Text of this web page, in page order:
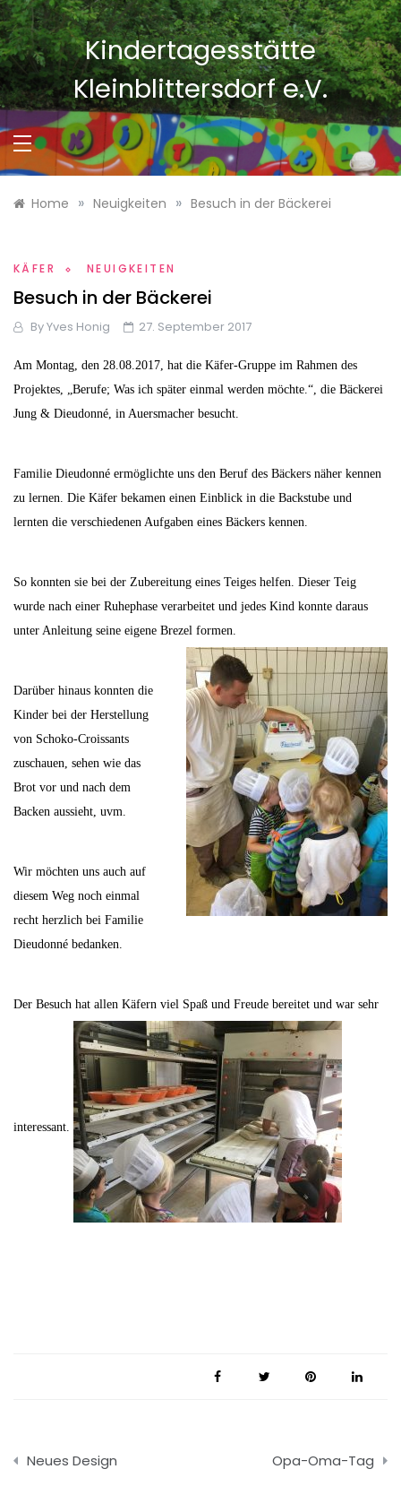
Skip
to
content
Kindertagesstätte
Kleinblittersdorf e.V.
Home » Neuigkeiten » Besuch in der Bäckerei
KÄFER NEUIGKEITEN
Besuch in der Bäckerei
ByYves Honig 27. September 2017
Am Montag, den 28.08.2017, hat die Käfer-Gruppe im Rahmen des
Projektes, „Berufe; Was ich später einmal werden möchte.“, die Bäckerei
Jung & Dieudonné, in Auersmacher besucht.
Familie Dieudonné ermöglichte uns den Beruf des Bäckers näher kennen
zu lernen. Die Käfer bekamen einen Einblick in die Backstube und
lernten die verschiedenen Aufgaben eines Bäckers kennen.
So konnten sie bei der Zubereitung eines Teiges helfen. Dieser Teig
wurde nach einer Ruhephase verarbeitet und jedes Kind konnte daraus
unter Anleitung seine eigene Brezel formen.
Darüber hinaus konnten die
Kinder bei der Herstellung
von Schoko-Croissants
zuschauen, sehen wie das
Brot vor und nach dem
Backen aussieht, uvm.
Wir möchten uns auch auf
diesem Weg noch einmal
recht herzlich bei Familie
Dieudonné bedanken.
Der Besuch hat allen Käfern viel Spaß und Freude bereitet und war sehr
interessant.
Beitragsnavigation
Neues Design Opa-Oma-Tag